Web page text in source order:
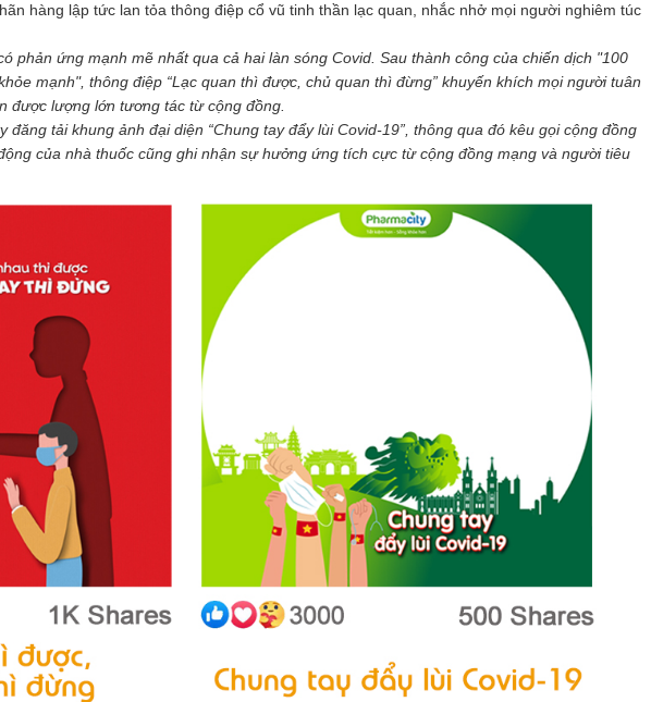
hàng lập tức lan tỏa thông điệp cổ vũ tinh thần lạc quan, nhắc nhở mọi người nghiêm túc
phản ứng mạnh mẽ nhất qua cả hai làn sóng Covid. Sau thành công của chiến dịch "100
mạnh", thông điệp “Lạc quan thì được, chủ quan thì đừng” khuyến khích mọi người tuân
được lượng lớn tương tác từ cộng đồng.
đăng tải khung ảnh đại diện “Chung tay đẩy lùi Covid-19”, thông qua đó kêu gọi cộng đồng
của nhà thuốc cũng ghi nhận sự hưởng ứng tích cực từ cộng đồng mạng và người tiêu